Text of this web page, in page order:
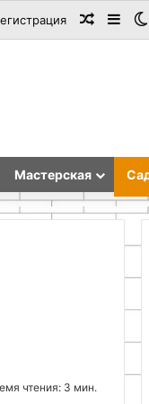
Мастерская
чтения: 3 мин.